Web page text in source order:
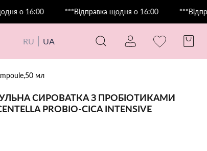
***Відправка щодня о 16:00 ***Відправка
RU UA
мл
СИРОВАТКА З ПРОБІОТИКАМИ
PROBIO-CICA INTENSIVE